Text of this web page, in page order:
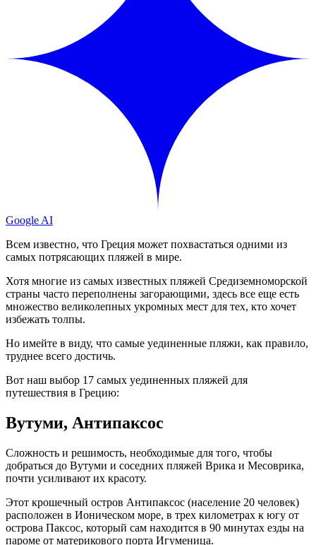
Google AI
Всем известно, что Греция может похвастаться одними из
самых потрясающих пляжей в мире.
Хотя многие из самых известных пляжей Средиземноморской
страны часто переполнены загорающими, здесь все еще есть
множество великолепных укромных мест для тех, кто хочет
избежать толпы.
Но имейте в виду, что самые уединенные пляжи, как правило,
труднее всего достичь.
Вот наш выбор 17 самых уединенных пляжей для
путешествия в Грецию:
Вутуми, Антипаксос
Сложность и решимость, необходимые для того, чтобы
добраться до Вутуми и соседних пляжей Врика и Месоврика,
почти усиливают их красоту.
Этот крошечный остров Антипаксос (население 20 человек)
расположен в Ионическом море, в трех километрах к югу от
острова Паксос, который сам находится в 90 минутах езды на
пароме от материкового порта Игуменица.